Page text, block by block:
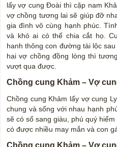
lấy vợ cung Đoài thì cặp nam
vợ chồng tương lai sẽ giúp đỡ
gia đình vô cùng hạnh phúc.
và khó ai có thể chia cắt họ.
hanh thông con đường tài lộc
hai vợ chồng đồng lòng thì
vượt qua được.
Chồng cung Khảm – Vợ
Chồng cung Khảm lấy vợ cung
chung và sống với nhau hạnh
sẽ có số sang giàu, phú quý
có được nhiều may mắn và con
Chồng cung Khảm – Vợ